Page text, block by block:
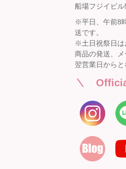
船場フジイビル
※平日、午前8
送です。
※土日祝祭日は
商品の発送、
翌営業日からと